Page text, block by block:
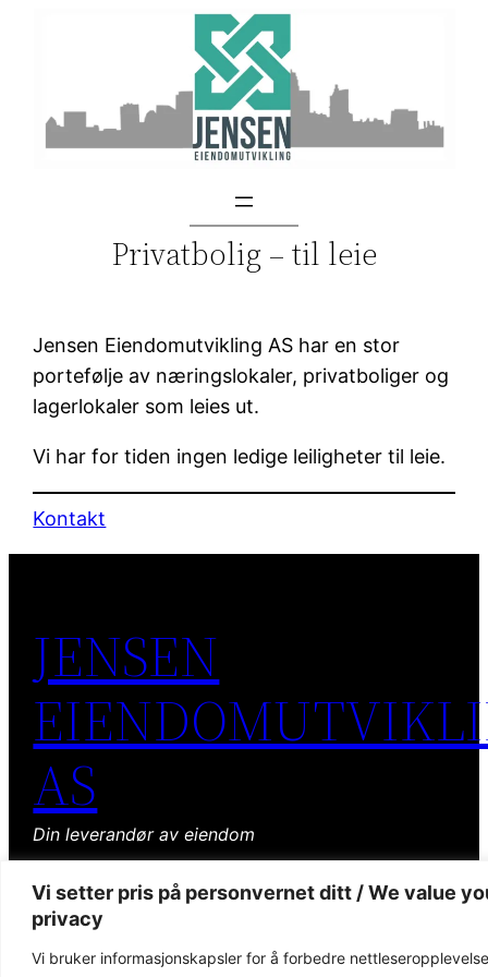
Vi setter pris på personvernet ditt / We value
privacy
Vi bruker informasjonskapsler for å forbedre
Privatbolig – til leie
Jensen Eiendomutvikling AS har en stor
portefølje av næringslokaler, privatboliger og
lagerlokaler som leies ut.
Vi har for tiden ingen ledige leiligheter til leie.
Kontakt
JENSEN
AS
Din leverandør av eiendom
FacebookStorgaten 92, 3060 Svelvik, Norway
Postboks 56, 3061 Svelvik Tlf90 52 44 80